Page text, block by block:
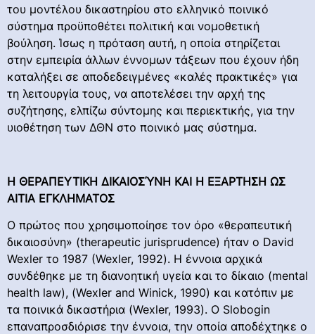
του μοντέλου δικαστηρίου στο ελληνικό ποινικό
σύστημα προϋποθέτει πολιτική και νομοθετική
βούληση. Ίσως η πρόταση αυτή, η οποία στηρίζεται
στην εμπειρία άλλων έννομων τάξεων που έχουν ήδη
καταλήξει σε αποδεδειγμένες «καλές πρακτικές» για
τη λειτουργία τους, να αποτελέσει την αρχή της
συζήτησης, ελπίζω σύντομης και περιεκτικής, για την
υιοθέτηση των ΔΘΝ στο ποινικό μας σύστημα.
Η ΘΕΡΑΠΕΥΤΙΚΗ ΔΙΚΑΙΟΣΎΝΗ ΚΑΙ Η ΕΞΑΡΤΗΣΗ ΩΣ
ΑΙΤΙΑ ΕΓΚΛΗΜΑΤΟΣ
Ο πρώτος που χρησιμοποίησε τον όρο «θεραπευτική
δικαιοσύνη» (therapeutic jurisprudence) ήταν ο David
Wexler το 1987 (Wexler, 1992). H έννοια αρχικά
συνδέθηκε με τη διανοητική υγεία και το δίκαιο (mental
health law), (Wexler and Winick, 1990) και κατόπιν με
τα ποινικά δικαστήρια (Wexler, 1993). Ο Slobogin
επαναπροσδιόρισε την έννοια, την οποία αποδέχτηκε ο